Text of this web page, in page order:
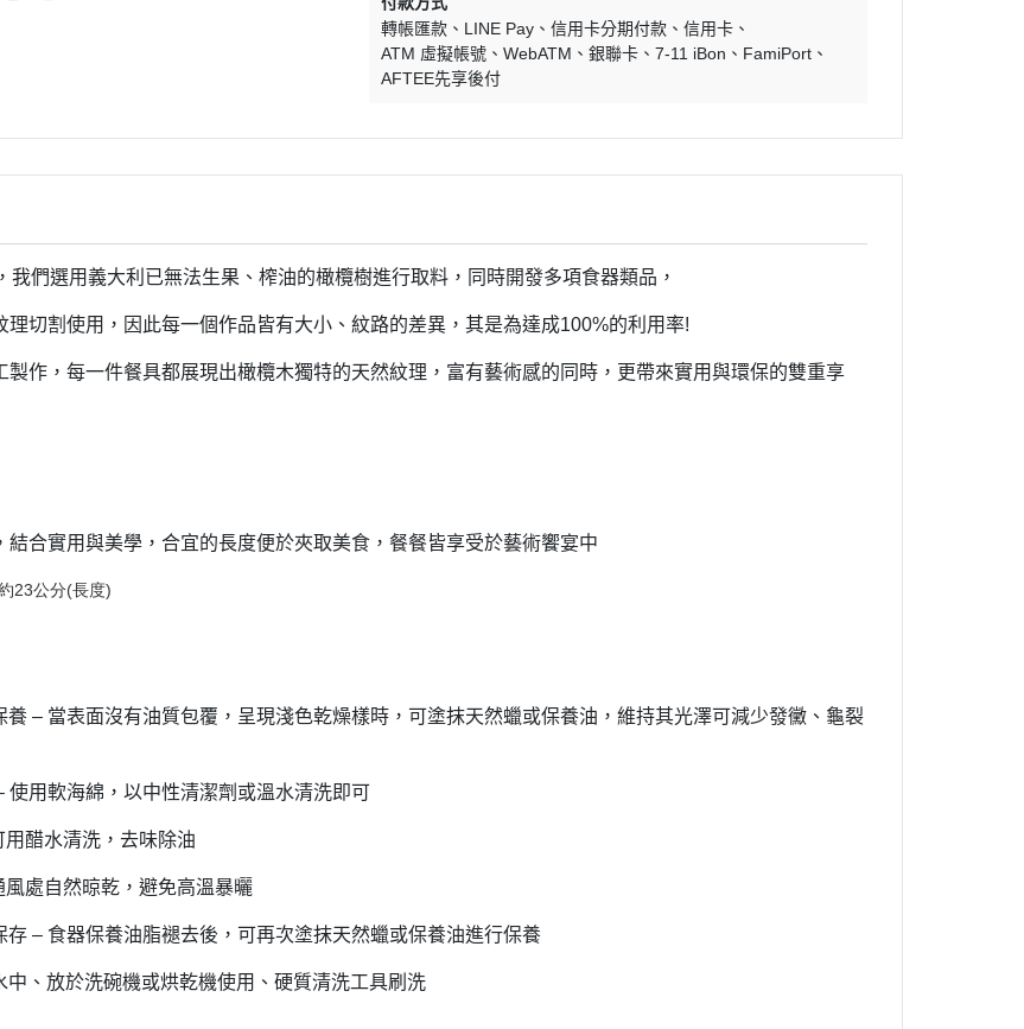
轉帳匯款
LINE Pay 信用卡分期付款
信用卡
ATM 虛擬帳號
WebATM 銀聯卡 7-11 iBon
FamiPort
AFTEE先享後付
我們選用義大利已無法生果、榨油的橄欖樹進行取料，同時開發多項食器類品，
理切割使用，因此每一個作品皆有大小、紋路的差異，其是為達成100%的利用率!
製作，每一件餐具都展現出橄欖木獨特的天然紋理，富有藝術感的同時，更帶來實用與環保的雙重享
結合實用與美學，合宜的長度便於夾取美食，餐餐皆享受於藝術饗宴中
23公分(長度)
養 – 當表面沒有油質包覆，呈現淺色乾燥樣時，可塗抹天然蠟或保養油，維持其光澤可減少發黴、龜裂
使用軟海綿，以中性清潔劑或溫水清洗即可
用醋水清洗，去味除油
風處自然晾乾，避免高溫暴曬
存 – 食器保養油脂褪去後，可再次塗抹天然蠟或保養油進行保養
中、放於洗碗機或烘乾機使用、硬質清洗工具刷洗